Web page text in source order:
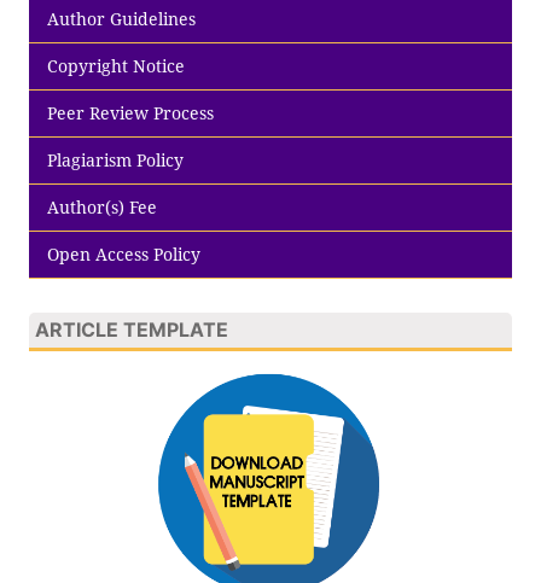
Author Guidelines
Copyright Notice
Peer Review Process
Plagiarism Policy
Author(s) Fee
Open Access Policy
ARTICLE TEMPLATE